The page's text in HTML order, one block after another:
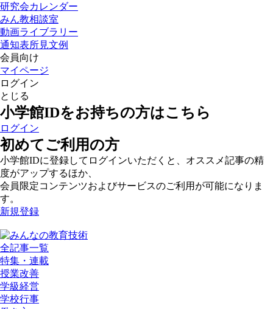
研究会カレンダー
みん教相談室
動画ライブラリー
通知表所見文例
会員向け
マイページ
ログイン
とじる
小学館IDをお持ちの方はこちら
ログイン
初めてご利用の方
小学館IDに登録してログインいただくと、オススメ記事の精
度がアップするほか、
会員限定コンテンツおよびサービスのご利用が可能になりま
す。
新規登録
全記事一覧
特集・連載
授業改善
学級経営
学校行事